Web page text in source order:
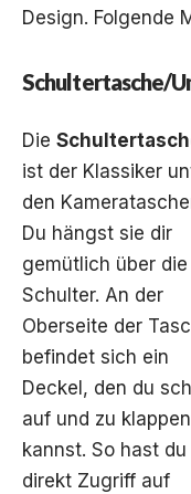
Design. Folgende
Schultertasche/
Die
ist der Klassiker
den
Du hängst sie dir
gemütlich über die
Schulter. An der
Oberseite der
befindet sich ein
Deckel, den du
auf und zu klappen
kannst. So hast du
direkt Zugriff auf